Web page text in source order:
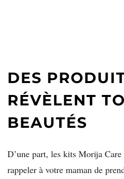
DES
RÉVÈLENT
BEAUTÉS
D’une part, les kits Morija
rappeler à votre maman de